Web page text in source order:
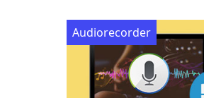
Audiorecorder